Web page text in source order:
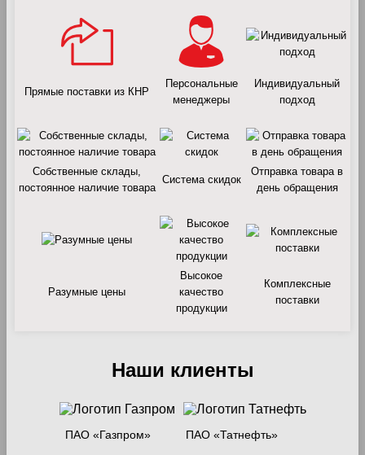
Прямые поставки из КНР
Персональные
менеджеры
Индивидуальный
подход
Собственные склады,
постоянное наличие товара
Система скидок
Отправка товара в
день обращения
Разумные цены
Высокое
качество
продукции
Комплексные
поставки
Наши клиенты
ПАО «Газпром» ПАО «Татнефть»